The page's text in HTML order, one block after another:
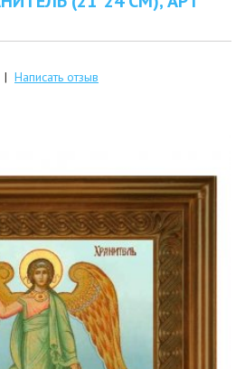
| Написать отзыв